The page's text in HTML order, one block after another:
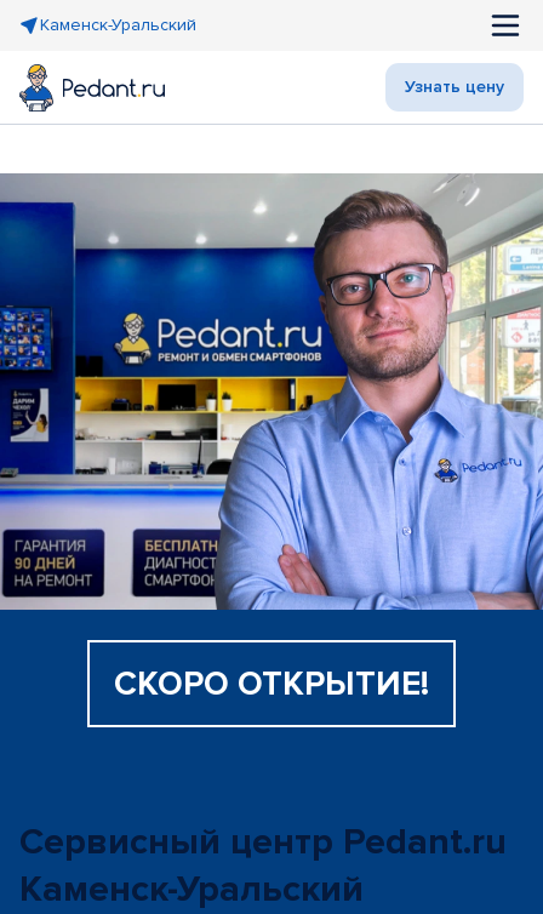
Каменск-Уральский
Узнать цену
СКОРО ОТКРЫТИЕ!
Сервисный центр Pedant.ru
Каменск-Уральский